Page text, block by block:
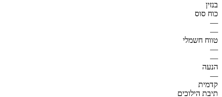
בנזין
כוח סוס
—
—
טווח חשמלי
—
—
הנעה
—
קדמית
תיבת הילוכים